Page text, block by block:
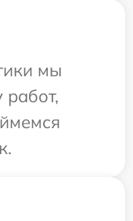
мы
работ,